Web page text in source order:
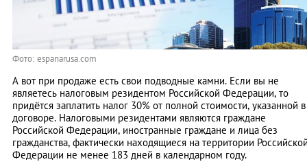
Фото: espanarusa.com
А вот при продаже есть свои подводные камни. Если вы не
являетесь налоговым резидентом Российской Федерации, то
придётся заплатить налог 30% от полной стоимости, указанной в
договоре. Налоговыми резидентами являются граждане
Российской Федерации, иностранные граждане и лица без
гражданства, фактически находящиеся на территории
Федерации не менее 183 дней в календарном году.